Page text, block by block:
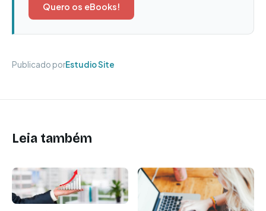
Quero os eBooks!
Publicado porEstudio Site
Leia também